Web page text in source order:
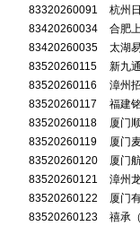
83320260091
杭州
83420260034
合肥
83420260035
太湖
83520260115
新九
83520260116
漳州
83520260117
福建
83520260118
厦门
83520260119
厦门
83520260120
厦门
83520260121
漳州
83520260122
厦门
83520260123
禧承